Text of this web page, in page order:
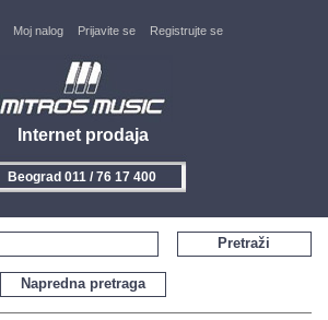
Internet prodaja
Moj nalog Prijavite se Registrujte se
Beograd 011 / 76 17 400
HOME
KONTAKT
Napredna pretraga
Pretraži